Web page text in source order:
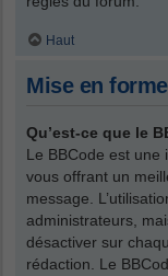
Haut
Mise en
Qu’est-ce que le
Le BBCode est une
vous offrant un
message.
administrateurs,
désactiver sur
rédaction. Le